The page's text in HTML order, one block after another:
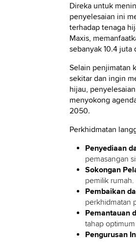
Direka untuk
penyelesaian ini
terhadap tenaga
Maxis,
sebanyak 10.4
Selain penjimatan
sekitar dan ingin
hijau,
menyokong
2050.
Perkhidmatan
Penyediaan
pemasangan
Sokongan
pemilik rumah.
Pembaikan
perkhidmatan
Pemantauan
tahap
Pengurusan